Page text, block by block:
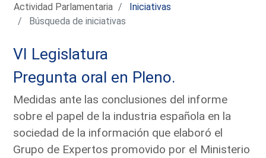
Actividad Parlamentaria
Iniciativas
Búsqueda de iniciativas
VI Legislatura
Pregunta oral en Pleno.
Medidas ante las conclusiones del informe
sobre el papel de la industria española en la
sociedad de la información que elaboró el
Grupo de Expertos promovido por el Ministerio